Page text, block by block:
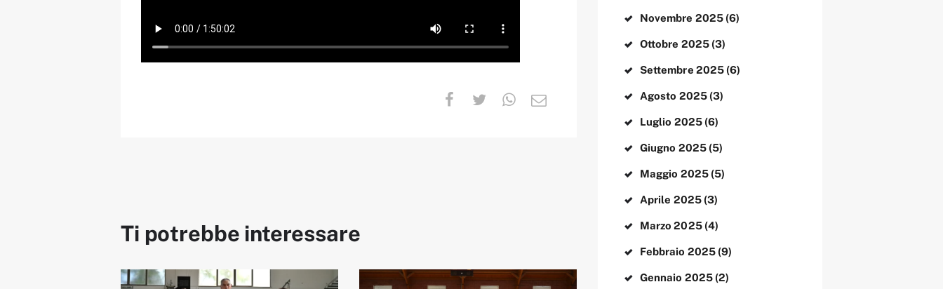
Ti potrebbe interessare
Novembre 2025(6)
Ottobre 2025(3)
Settembre 2025(6)
Agosto 2025(3)
Luglio 2025(6)
Giugno 2025(5)
Maggio 2025(5)
Aprile 2025(3)
Marzo2025(4)
Febbraio 2025(9)
Gennaio 2025(2)